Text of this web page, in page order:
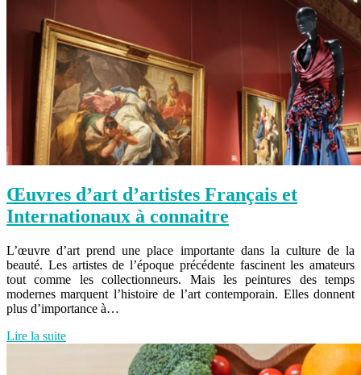
Œuvres d’art d’artistes Français et
Internationaux à connaitre
L’œuvre d’art prend une place importante dans la culture de la
beauté. Les artistes de l’époque précédente fascinent les amateurs
tout comme les collectionneurs. Mais les peintures des temps
modernes marquent l’histoire de l’art contemporain. Elles donnent
plus d’importance à…
Lire la suite